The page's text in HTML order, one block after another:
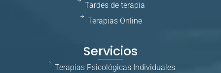
Tardes de terapia
Terapias Online
Servicios
Terapias Psicológicas Individuales